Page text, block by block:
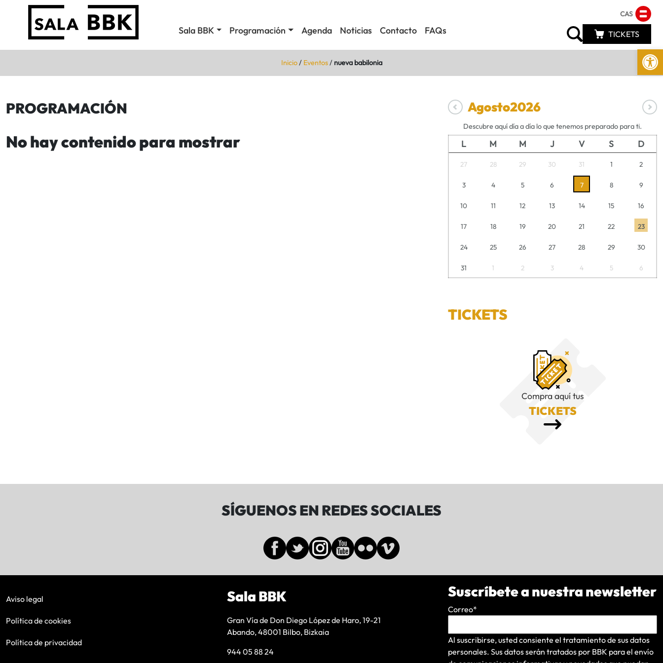
Abrir
Sala BBK Programación Agenda Noticias Contacto FAQs
CAS
TICKETS
Inicio/ Eventos/ nueva babilonia
PROGRAMACIÓN
No hay contenido para mostrar
Agosto2026
Descubre aquí día a día lo que tenemos preparado para ti.
L M M J V S D
27 28 29 30 31 1 2
3 4 5 6 7 8 9
10 11 12 13 14 15 16
17 18 19 20 21 22 23
24 25 26 27 28 29 30
31 1 2 3 4 5 6
TICKETS
Compra aquí tus
TICKETS
SÍGUENOS EN REDES SOCIALES
Aviso legal
Política de cookies
Política de privacidad
Sala BBK
Gran Vía de Don Diego López de Haro, 19-21
Abando, 48001 Bilbo, Bizkaia
944 05 88 24
Suscríbete a nuestra newsletter
Correo*
Al suscribirse, usted consiente el tratamiento de sus datos
personales. Sus datos serán tratados por BBK para el envío